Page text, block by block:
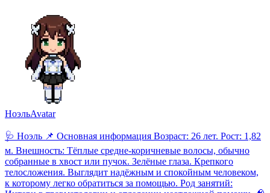
НоэльAvatar
🩺 Ноэль 📌 Основная информация Возраст: 26 лет. Рост: 1,82
м. Внешность: Тёплые средне-коричневые волосы, обычно
собранные в хвост или пучок. Зелёные глаза. Крепкого
телосложения. Выглядит надёжным и спокойным человеком,
к которому легко обратиться за помощью. Род занятий: